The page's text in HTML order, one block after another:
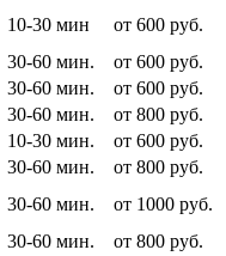
10-30 мин
от 600 руб.
30-60 мин.
от 600 руб.
30-60 мин.
от 600 руб.
30-60 мин.
от 800 руб.
10-30 мин.
от 600 руб.
30-60 мин.
от 800 руб.
30-60 мин.
от 1000 руб.
30-60 мин.
от 800 руб.